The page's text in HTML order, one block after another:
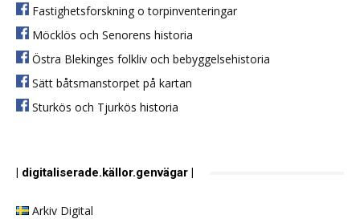
Fastighetsforskning o torpinventeringar
Möcklös och Senorens historia
Östra Blekinges folkliv och bebyggelsehistoria
Sätt båtsmanstorpet på kartan
Sturkös och Tjurkös historia
| digitaliserade.källor.genvägar |
Arkiv Digital